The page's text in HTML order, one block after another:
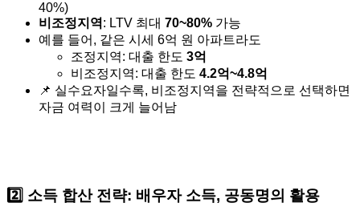
40%)
비조정지역: LTV 최대 70~80% 가능
예를 들어, 같은 시세 6억 원 아파트라도
조정지역: 대출 한도 3억
비조정지역: 대출 한도 4.2억~4.8억
📌 실수요자일수록, 비조정지역을 전략적으로 선택하면
자금 여력이 크게 늘어남
2️⃣ 소득 합산 전략: 배우자 소득, 공동명의 활용